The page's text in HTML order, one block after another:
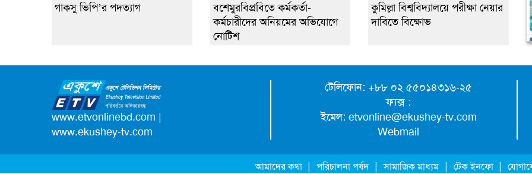
গাকসু ভিপি’র পদত্যাগ
বশেমুরবিপ্রবিতে কর্মকর্তা-
কর্মচারীদের অনিয়মের অভিযোগে
নোটিশ
কুমিল্লা বিশ্ববিদ্যালয়ে পরীক্ষা নেয়ার
দাবিতে বিক্ষোভ
www.etvonlinebd.com |
www.ekushey-tv.com
টেলিফোন: +৮৮ ০২ ৫৫০১৪৩১৬-২৫
ফ্যক্স :
ইমেল: etvonline@ekushey-tv.com
Webmail
আমাদের কথা | পরিচালনা পর্ষদ | সামাজিক মাধ্যম | টেক ইনফো |